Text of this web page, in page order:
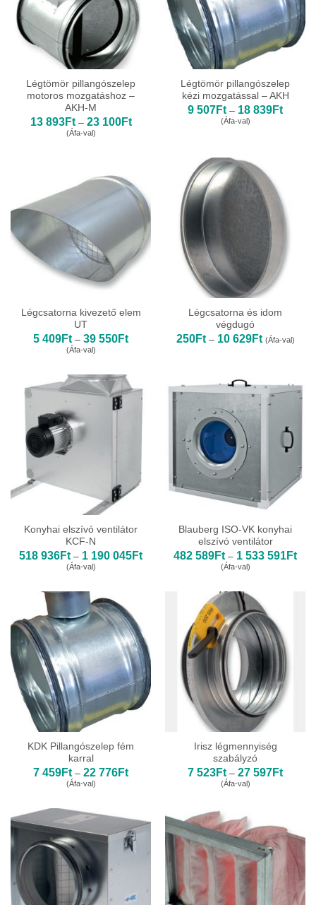
Légtömör pillangószelep
motoros mozgatáshoz –
AKH-M
13 893Ft – 23 100FtÁrtartomány:
13
(Áfa-val)
Légtömör pillangószelep
kézi mozgatással – AKH
9 507Ft – 18 839Ft
9
(Áfa-val)
Légcsatorna kivezető elem
UT
5 409Ft – 39 550FtÁrtartomány:
550Ft
(Áfa-val)
Légcsatorna és idom
végdugó
250Ft – 10 629Ft
250Ft
(Áfa-val)
Konyhai elszívó ventilátor
KCF-N
518 936Ft – 1 190 045FtÁrtartomány:
(Áfa-val)
Blauberg ISO-VK konyhai
elszívó ventilátor
482 589Ft – 1 533 591Ft
(Áfa-val)
KDK Pillangószelep fém
karral
7 459Ft – 22 776FtÁrtartomány:
776Ft
(Áfa-val)
Irisz légmennyiség
szabályzó
7 523Ft – 27 597Ft
(Áfa-val)